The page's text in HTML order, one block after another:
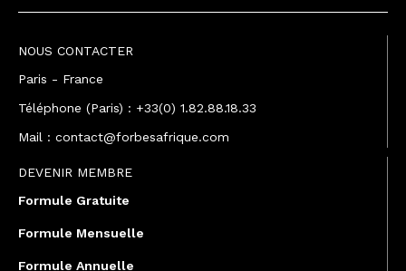
NOUS CONTACTER
Paris - France
Téléphone (Paris) : +33(0) 1.82.88.18.33
Mail : contact@forbesafrique.com
DEVENIR MEMBRE
Formule Gratuite
Formule Mensuelle
Formule Annuelle